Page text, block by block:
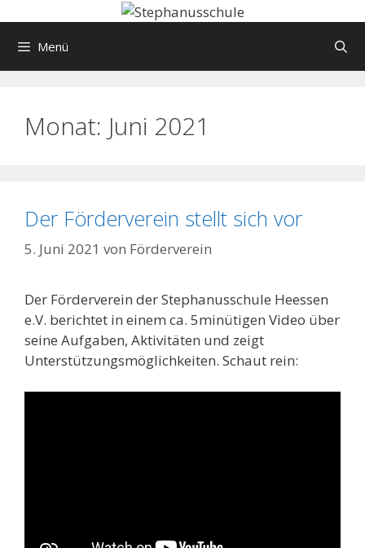
Inhalt Menü
Monat: Juni 2021
Der Förderverein stellt sich vor
5. Juni 2021 von Förderverein
Der Förderverein der Stephanusschule Heessen
e.V. berichtet in einem ca. 5minütigen Video über
seine Aufgaben, Aktivitäten und zeigt
Unterstützungsmöglichkeiten. Schaut rein: